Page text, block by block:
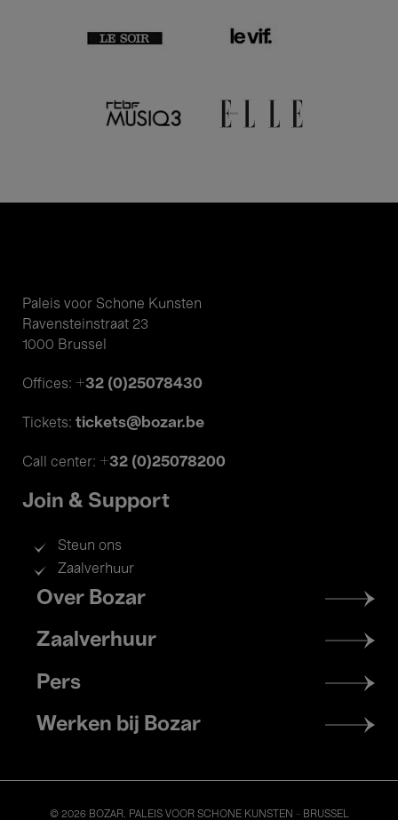
Paleis voor Schone Kunsten
Ravensteinstraat 23
1000 Brussel
Offices: +32 (0)25078430
Tickets: tickets@bozar.be
Call center: +32 (0)25078200
Join & Support
Steun ons
Zaalverhuur
Footer
menu
Over Bozar
Zaalverhuur
Pers
Werken bij Bozar
© 2026 BOZAR. PALEIS VOOR SCHONE KUNSTEN - BRUSSEL